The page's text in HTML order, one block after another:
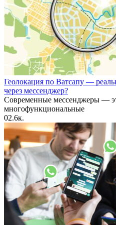
Геолокация по Ватсапу —
через мессенджер?
Современные мессенджеры —
многофункциональные
02.6к.